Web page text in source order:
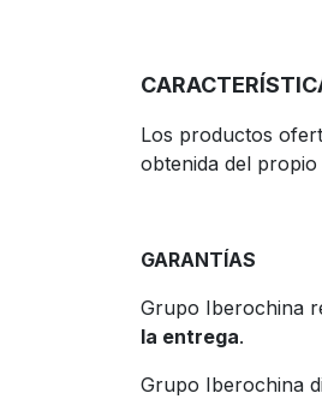
Los productos
obtenida del
GARANTÍAS
Grupo Iberochina
la entrega.
Grupo Iberochina